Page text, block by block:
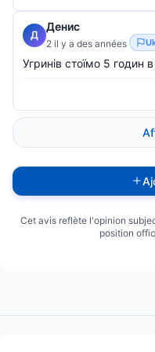
Д
Денис
2 il y a des années
Угринів стоїмо 5 годин
Cet avis reflète l'opinion
position